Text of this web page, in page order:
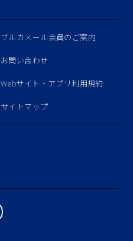
ブルカメール会員のご案内
お問い合わせ
Webサイト・アプリ利用規約
サイトマップ